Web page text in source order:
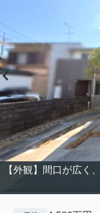
【外観】間口が広く